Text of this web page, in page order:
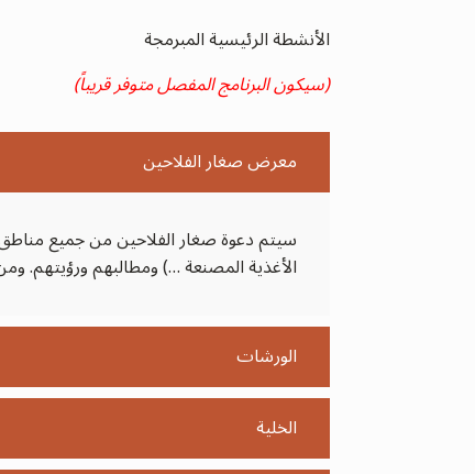
الأنشطة الرئيسية المبرمجة
(سيكون البرنامج المفصل متوفر قريباً)
معرض صغار الفلاحين
سيتم دعوة صغار الفلاحين من جميع مناطق
الأغذية المصنعة …) ومطالبهم ورؤيتهم.
الورشات
الخلية